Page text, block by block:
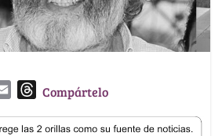
a
T
r
Compártelo